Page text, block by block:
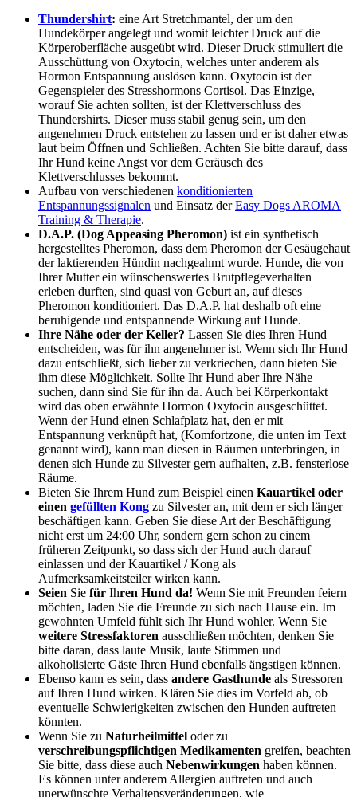
Thundershirt: eine Art Stretchmantel, der um den
Hundekörper angelegt und womit leichter Druck auf die
Körperoberfläche ausgeübt wird. Dieser Druck stimuliert die
Ausschüttung von Oxytocin, welches unter anderem als
Hormon Entspannung auslösen kann. Oxytocin ist der
Gegenspieler des Stresshormons Cortisol. Das Einzige,
worauf Sie achten sollten, ist der Klettverschluss des
Thundershirts. Dieser muss stabil genug sein, um den
angenehmen Druck entstehen zu lassen und er ist daher etwas
laut beim Öffnen und Schließen. Achten Sie bitte darauf, dass
Ihr Hund keine Angst vor dem Geräusch des
Klettverschlusses bekommt.
Aufbau von verschiedenen konditionierten
Entspannungssignalen und Einsatz derEasy Dogs AROMA
Training & Therapie.
D.A.P. (Dog Appeasing Pheromon) ist ein synthetisch
hergestelltes Pheromon, dass dem Pheromon der Gesäugehaut
der laktierenden Hündin nachgeahmt wurde. Hunde, die von
Ihrer Mutter ein wünschenswertes Brutpflegeverhalten
erleben durften, sind quasi von Geburt an, auf dieses
Pheromon konditioniert. Das D.A.P. hat deshalb oft eine
beruhigende und entspannende Wirkung auf Hunde.
Ihre Nähe oder der Keller? Lassen Sie dies Ihren Hund
entscheiden, was für ihn angenehmer ist. Wenn sich Ihr Hund
dazu entschließt, sich lieber zu verkriechen, dann bieten Sie
ihm diese Möglichkeit. Sollte Ihr Hund aberIhre Nähe
suchen, dann sind Sie für ihn da. Auch bei Körperkontakt
wird das oben erwähnte Hormon Oxytocin ausgeschüttet.
Wenn der Hund einen Schlafplatz hat, den er mit
Entspannung verknüpft hat, (Komfortzone, die unten im Text
genannt wird), kann man diesen in Räumen unterbringen, in
denen sich Hunde zu Silvester gern aufhalten, z.B. fensterlose
Räume.
Bieten Sie Ihrem Hund zum Beispiel einen Kauartikel oder
einen gefüllten Kong zu Silvester an, mit dem er sich länger
beschäftigen kann. Geben Sie diese Art der Beschäftigung
nicht erst um 24:00 Uhr, sondern gern schon zu einem
früheren Zeitpunkt, so dass sich der Hund auch darauf
einlassen und der Kauartikel / Kong als
Aufmerksamkeitsteiler wirken kann.
Seien Sie für Ihren Hund da! Wenn Sie mit Freunden feiern
möchten, laden Sie die Freunde zu sich nach Hause ein. Im
gewohnten Umfeld fühlt sich Ihr Hund wohler. Wenn Sie
weitere Stressfaktoren ausschließen möchten, denken Sie
bitte daran, dass laute Musik, laute Stimmen und
alkoholisierte Gäste Ihren Hund ebenfalls ängstigen können.
Ebenso kann es sein, dass andere Gasthunde als Stressoren
aufIhren Hund wirken. Klären Sie dies im Vorfeld ab, ob
eventuelle Schwierigkeiten zwischen den Hunden auftreten
könnten.
Wenn Sie zu Naturheilmittel oder zu
verschreibungspflichtigen Medikamenten greifen, beachten
Sie bitte, dass diese auch Nebenwirkungen haben können.
Es können unter anderem Allergien auftreten und auch
unerwünschte Verhaltensveränderungen, wie